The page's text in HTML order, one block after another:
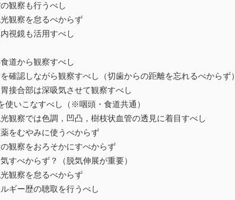
観察も行うべし
観察を怠るべからず
鏡も活用すべし
から観察すべし
認しながら観察すべし（切歯からの距離を忘れるべからず）
合部は深吸気させて観察すべし
いこなすべし（※咽頭・食道共通）
察では色調，凹凸，樹枝状血管の透見に着目すべし
むやみに使うべからず
察をおろそかにすべからず
べからず？（脱気伸展が重要）
観察を怠るべからず
ー歴の聴取を行うべし